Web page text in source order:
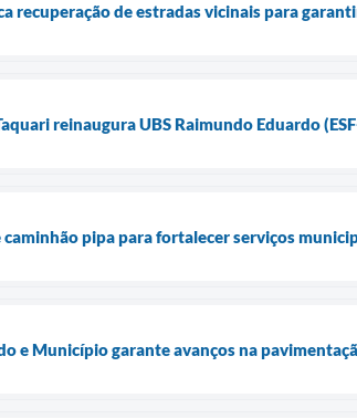
recuperação de estradas vicinais para
reinaugura UBS Raimundo Eduardo
pipa para fortalecer serviços
e Município garante avanços na